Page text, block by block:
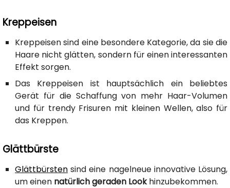
Kreppeisen
Kreppeisen sind eine besondere Kategorie, da sie die
Haare nicht glätten, sondern für einen interessanten
Effekt sorgen.
Das Kreppeisen ist hauptsächlich ein beliebtes
Gerät für die Schaffung von mehr Haar-Volumen
und für trendy Frisuren mit kleinen Wellen, also für
das Kreppen.
Glättbürste
Glättbürsten sind eine nagelneue innovative Lösung,
um einen natürlich geraden Lookhinzubekommen.